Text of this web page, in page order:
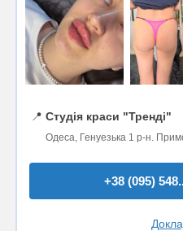
📍 Студія краси "Тренді"
Одеса, Генуезька 1 р-н.
+38 (095)